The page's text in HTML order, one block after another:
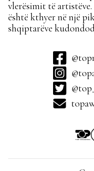
vlerësimit të
është kthyer në një
shqiptarëve